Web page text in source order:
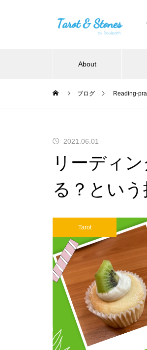
About
ブログ Reading-
2021.06.01
リーディ
る？とい
Tarot